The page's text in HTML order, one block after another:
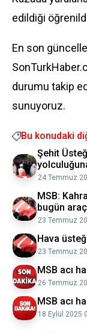
edildiği
En son
durumu takip
sunuyoruz.
Bu konudaki
Şehit
24 Temmuz
MSB:
bugün
23 Temmuz
Hava
23 Temmuz
MSB acı
26 Temmuz
MSB acı
18 Eylül 2025